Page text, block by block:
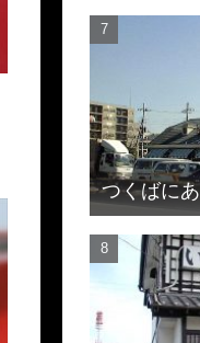
つくばに